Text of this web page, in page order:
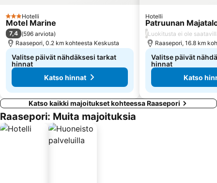
3 Tähtiluokitus
Hotelli
Motel Marine
7,4 (596 arviota)
Raasepori, 0.2 km kohteesta Keskusta
Valitse päivät nähdäksesi tarkat
hinnat
Katso hinnat
Hotelli
Patruunan
/Luokitusta ei ole
Raasepori, 16.8 km
Valitse päivät
hinnat
Katso
Katso kaikki majoitukset kohteessa Raasepori
Raasepori: Muita majoituksia